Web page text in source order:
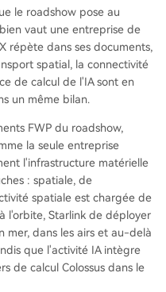
marché de l'IA, et les qu
liées au contrôle majorit
de SpaceX marque ainsi
marché à évaluer une ent
la réalité financière a
à t...
le roadshow pose au
vaut une entreprise de
répète dans ses documents,
spatial, la connectivité
de calcul de l'IA sont en
un même bilan.
FWP du roadshow,
la seule entreprise
l'infrastructure matérielle
: spatiale, de
spatiale est chargée de
l'orbite, Starlink de déployer
mer, dans les airs et au-delà
que l'activité IA intègre
de calcul Colossus dans le